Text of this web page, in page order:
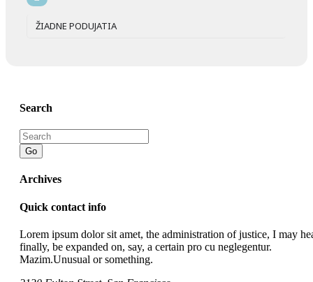
ŽIADNE PODUJATIA
Search
Go
Archives
Quick contact info
Lorem ipsum dolor sit amet, the administration of justice, I may
finally, be expanded on, say, a certain pro cu neglegentur.
Mazim.Unusual or something.